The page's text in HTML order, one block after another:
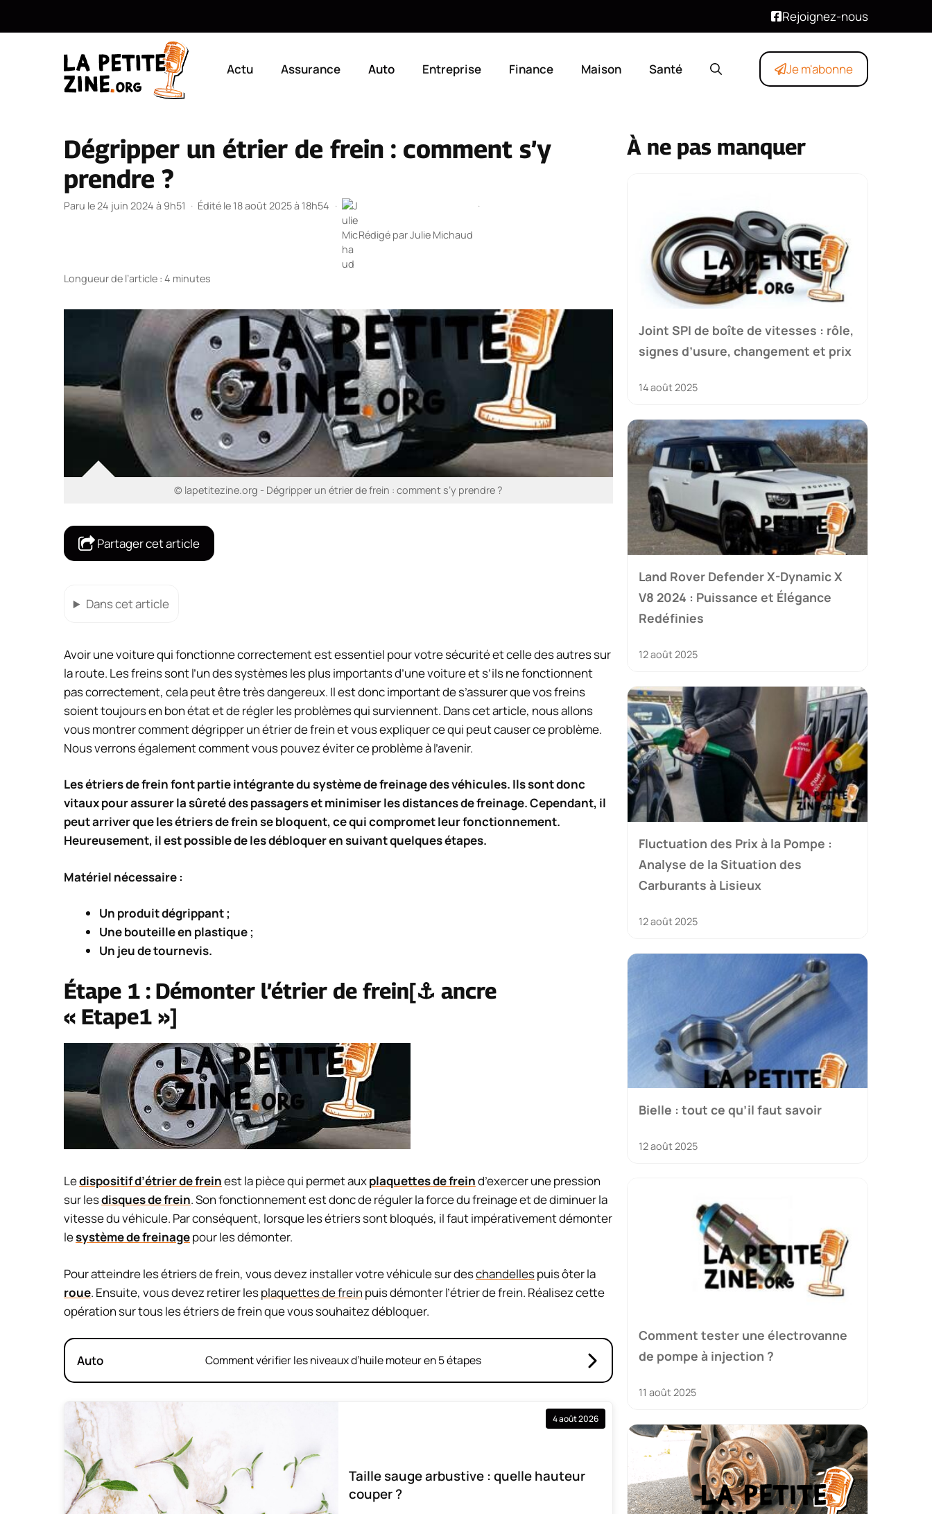
Rejoignez-nous
Actu Assurance Auto Entreprise Finance Maison Santé Je m'abonne
Dégripper un étrier de frein : comment s’y
prendre ?
Paru le 24 juin 2024 à 9h51 · Édité le 18 août 2025 à 18h54 ·
Rédigé parJulie Michaud
·
Longueur de l’article : 4 minutes
© lapetitezine.org - Dégripper un étrier de frein : comment s’y prendre ?
Partager cet article
Dans cet article
Avoir une voiture qui fonctionne correctement est essentiel pour votre sécurité et celle des autres sur
la route. Les freins sont l’un des systèmes les plus importants d’une voiture et s’ils ne fonctionnent
pas correctement, cela peut être très dangereux. Il est donc important de s’assurer que vos freins
soient toujours en bon état et de régler les problèmes qui surviennent. Dans cet article, nous allons
vous montrer comment dégripper un étrier de frein et vous expliquer ce qui peut causer ce problème.
Nous verrons également comment vous pouvez éviter ce problème à l’avenir.
Les étriers de frein font partie intégrante du système de freinage des véhicules. Ils sont donc
vitaux pour assurer la sûreté des passagers et minimiser les distances de freinage. Cependant, il
peut arriver que les étriers de frein se bloquent, ce qui compromet leur fonctionnement.
Heureusement, il est possible de les débloquer en suivant quelques étapes.
Matériel nécessaire :
Un produit dégrippant ;
Une bouteille en plastique ;
Un jeu de tournevis.
Étape 1 : Démonter l’étrier de frein[⚓ ancre
« Etape1 »]
Ledispositif d’étrier de freinest la pièce qui permet auxplaquettes de freind’exercer une pression
sur lesdisques de frein. Son fonctionnement est donc de réguler la force du freinage et de diminuer la
vitesse du véhicule. Par conséquent, lorsque les étriers sont bloqués, il faut impérativement démonter
lesystème de freinagepour les démonter.
Pour atteindre les étriers de frein, vous devez installer votre véhicule sur deschandellespuis ôter la
roue. Ensuite, vous devez retirer lesplaquettes de frein puis démonter l’étrier de frein. Réalisez cette
opération sur tous les étriers de frein que vous souhaitez débloquer.
Auto Comment vérifier les niveaux d’huile moteur en 5 étapes
4 août 2026
Taille sauge arbustive : quelle hauteur
couper ?
À ne pas manquer
Joint SPI de boîte de vitesses : rôle,
signes d’usure, changement et prix
14 août 2025
Land Rover Defender X-Dynamic X
V8 2024 : Puissance et Élégance
Redéfinies
12 août 2025
Fluctuation des Prix à la Pompe :
Analyse de la Situation des
Carburants à Lisieux
12 août 2025
Bielle : tout ce qu’il faut savoir
12 août 2025
Comment tester une électrovanne
de pompe à injection ?
11 août 2025